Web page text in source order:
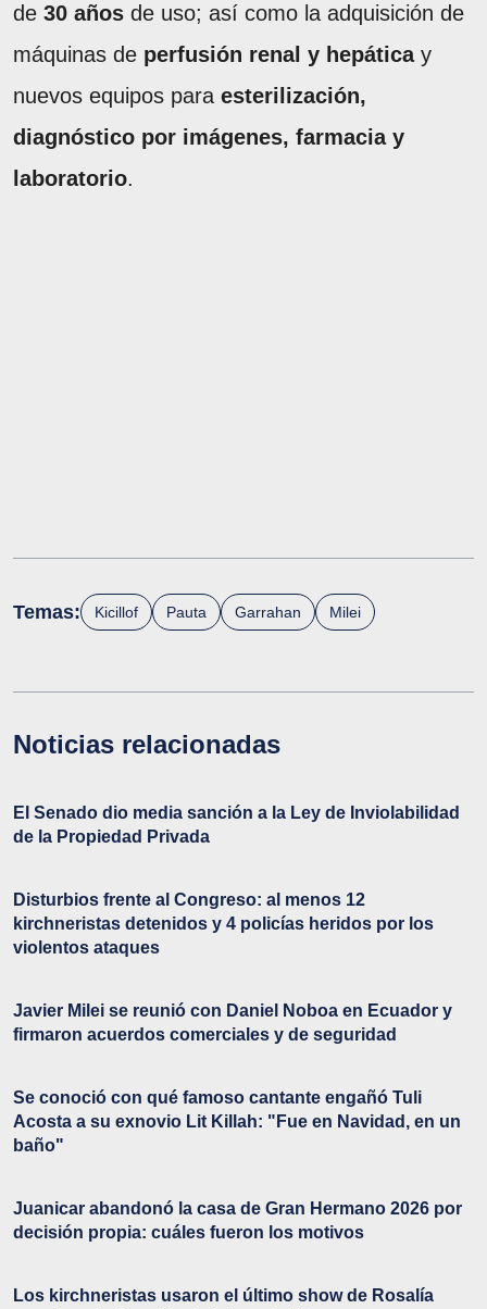
de 30 años de uso; así como la adquisición de
máquinas de perfusión renal y hepáticay
nuevos equipos para esterilización,
diagnóstico por imágenes, farmacia y
laboratorio.
Temas: Kicillof Pauta Garrahan Milei
Noticias relacionadas
El Senado dio media sanción a la Ley de Inviolabilidad
de la Propiedad Privada
Disturbios frente al Congreso: al menos 12
kirchneristas detenidos y 4 policías heridos por los
violentos ataques
Javier Milei se reunió con Daniel Noboa en Ecuador y
firmaron acuerdos comerciales y de seguridad
Se conoció con qué famoso cantante engañó Tuli
Acosta a su exnovio Lit Killah: "Fue en Navidad, en un
baño"
Juanicar abandonó la casa de Gran Hermano 2026 por
decisión propia: cuáles fueron los motivos
Los kirchneristas usaron el último show de Rosalía